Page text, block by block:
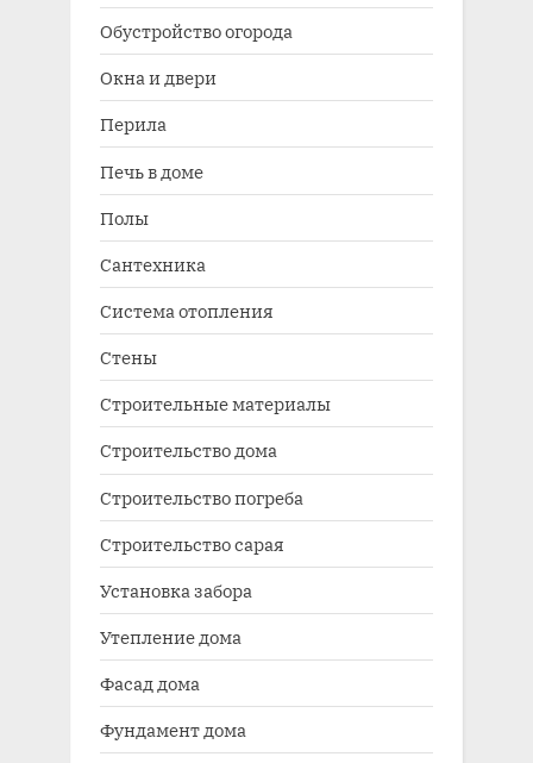
Обустройство огорода
Окна и двери
Перила
Печь в доме
Полы
Сантехника
Система отопления
Стены
Строительные материалы
Строительство дома
Строительство погреба
Строительство сарая
Установка забора
Утепление дома
Фасад дома
Фундамент дома